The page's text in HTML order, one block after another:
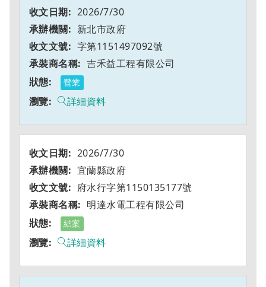
2026/7/30
新北市政府
字第1151497092號
吉禾益工程有限公司
營業
詳細資料
2026/7/30
宜蘭縣政府
府水行字第1150135177號
明達水電工程有限公司
結案
詳細資料